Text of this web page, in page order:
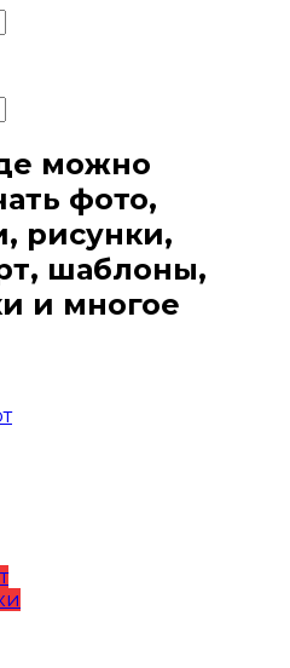
можно
фото,
рисунки,
шаблоны,
и многое